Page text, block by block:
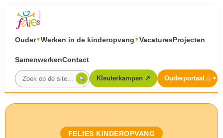
Ouder▼Werken in de kinderopvang ▼VacaturesProjecten
SamenwerkenContact
Kleuterkampen ↗ Ouderportaal ▼
FELIES KINDEROPVANG